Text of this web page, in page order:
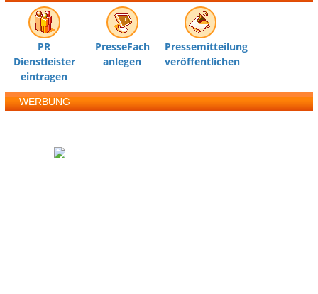
PR
Dienstleister
eintragen
PresseFach
anlegen
Pressemitteilung
veröffentlichen
WERBUNG